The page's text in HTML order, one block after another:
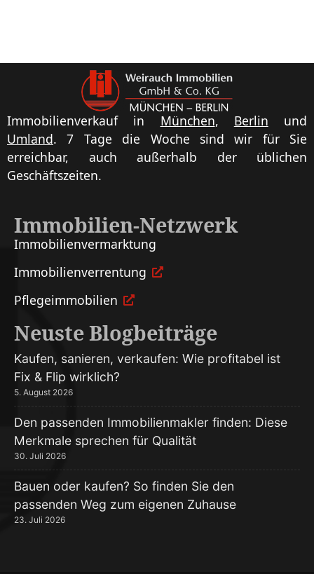
Immobilienverkauf in München, Berlin und
Umland. 7 Tage die Woche sind wir für Sie
erreichbar, auch außerhalb der üblichen
Geschäftszeiten.
Immobilien-Netzwerk
Immobilien­vermarktung
Immobilien­verrentung
Pflege­immobilien
Neuste Blogbeiträge
Kaufen, sanieren, verkaufen: Wie profitabel ist
Fix & Flip wirklich?
5. August 2026
Den passenden Immobilienmakler finden: Diese
Merkmale sprechen für Qualität
30. Juli 2026
Bauen oder kaufen? So finden Sie den
passenden Weg zum eigenen Zuhause
23. Juli 2026